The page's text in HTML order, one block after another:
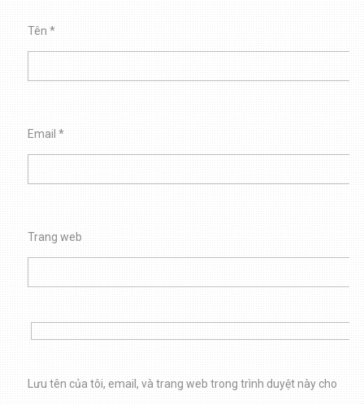
Tên*
Email*
Trang web
Lưu tên của tôi, email, và trang web trong trình duyệt này cho